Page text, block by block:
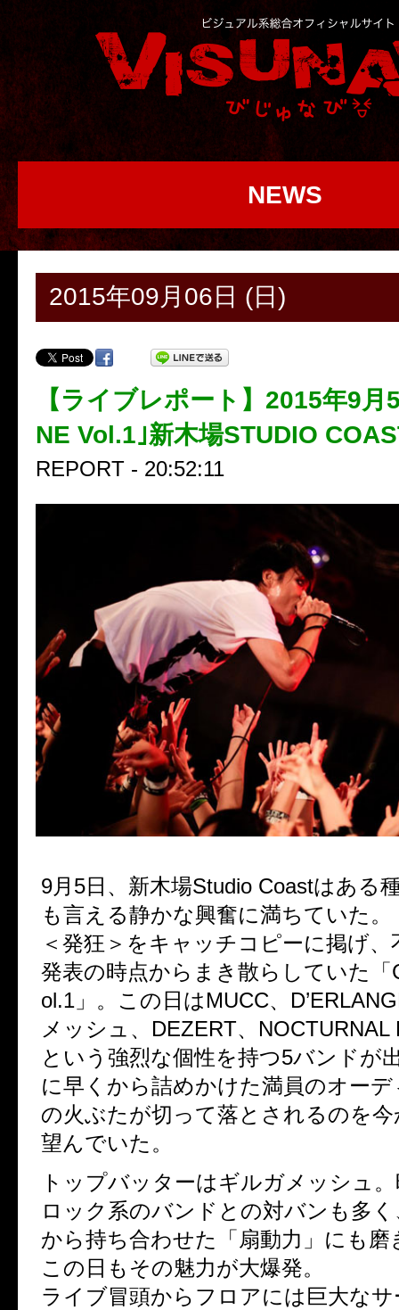
NEWS
2015年09月06日 (日)
【ライブレポート】2015年9月
NE Vol.1｣新木場STUDIO
REPORT - 20:52:11
9月5日、新木場Studio Coastはある
も言える静かな興奮に満ちていた。
＜発狂＞をキャッチコピーに掲げ、
発表の時点からまき散らしていた「
ol.1」。この日はMUCC、
メッシュ、DEZERT、NOCTURNAL
という強烈な個性を持つ5バンドが
に早くから詰めかけた満員のオー
の火ぶたが切って落とされるのを
望んでいた。
トップバッターはギルガメッシュ
ロック系のバンドとの対バンも多
から持ち合わせた「扇動力」にも磨
この日もその魅力が大爆発。
ライブ冒頭からフロアには巨大な